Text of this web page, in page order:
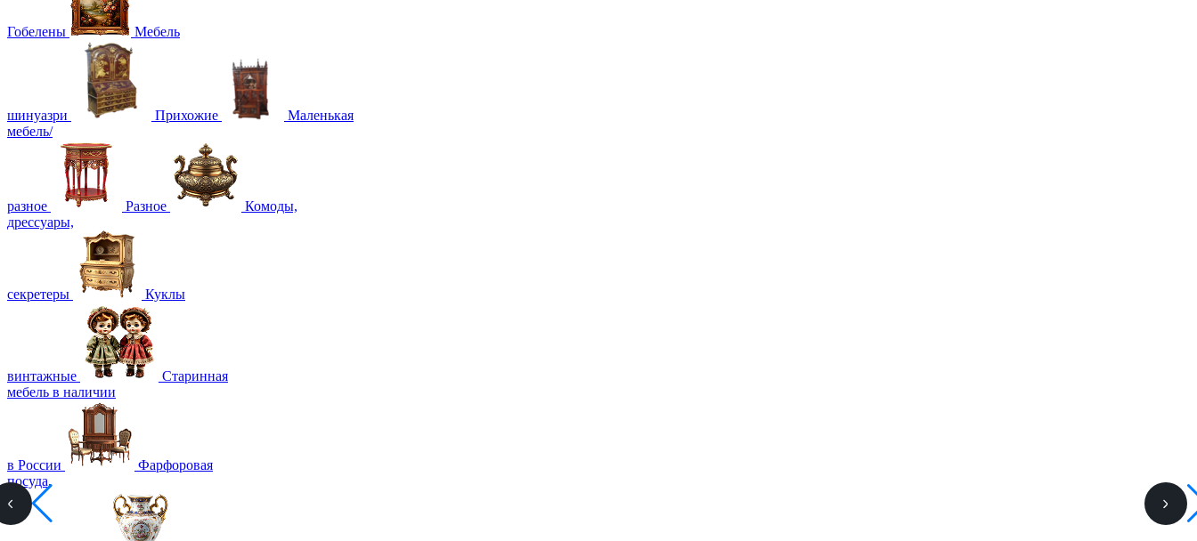
Гобелены Мебель
шинуазри Прихожие
Маленькая
мебель/
разное Разное
Комоды,
дрессуары,
секретеры Куклы
винтажные
Старинная
мебель в наличии
в России
Фарфоровая
посуда,